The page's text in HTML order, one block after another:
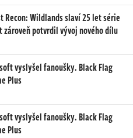
Recon: Wildlands slaví 25 let série
potvrdil vývoj nového dílu
vyslyšel fanoušky. Black Flag
Plus
vyslyšel fanoušky. Black Flag
Plus